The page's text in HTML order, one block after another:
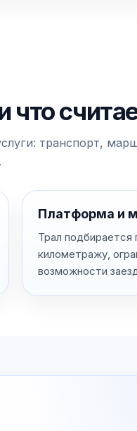
что
транспорт,
Платформа и
Трал
километражу,
возможности